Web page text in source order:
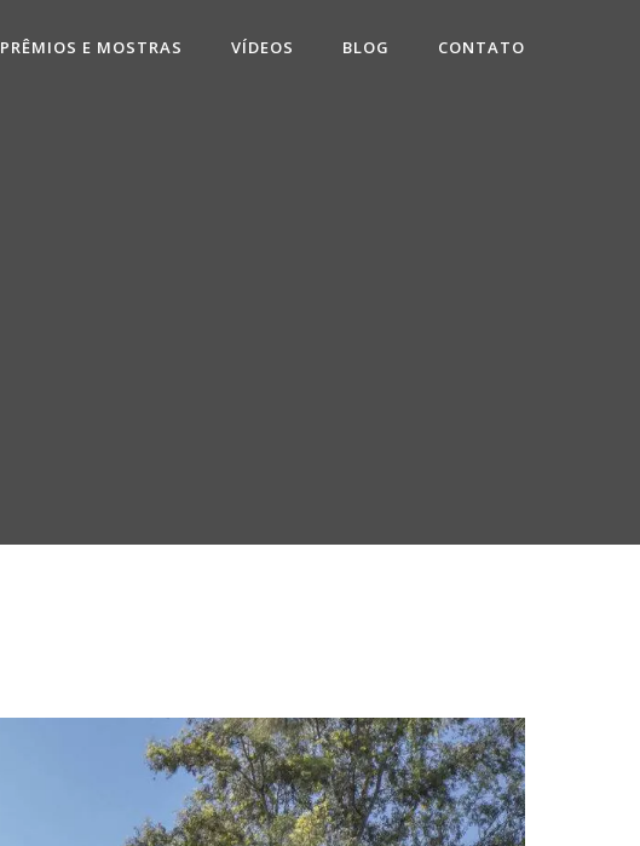
PRÊMIOS E MOSTRAS VÍDEOS BLOG CONTATO